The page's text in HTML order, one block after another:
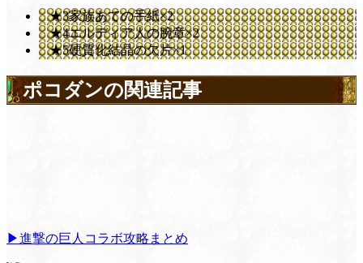
★3家族あての手紙×2
★4エルディア人の腕章×2
★5硬質化結晶の欠片×1
ポコダンの関連記事
▶進撃の巨人コラボ攻略まとめ